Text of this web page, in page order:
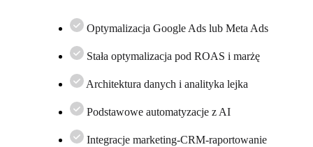
Optymalizacja Google Ads lub Meta Ads
Stała optymalizacja pod ROAS i marżę
Architektura danych i analityka lejka
Podstawowe automatyzacje z AI
Integracje marketing-CRM-raportowanie